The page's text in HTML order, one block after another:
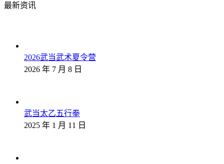
最新资讯
2026武当武术夏令营
2026 年 7 月 8 日
武当太乙五行拳
2025 年 1 月 11 日